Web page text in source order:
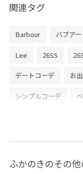
関連タグ
Barbour バブアー
Lee 26SS
デートコーデ お
シンプルコーデ
ふかのきのその